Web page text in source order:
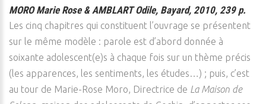
MORO Marie Rose & AMBLART Odile, Bayard, 2010, 239 p.
Les cinq chapitres qui constituent l’ouvrage se présentent
sur le même modèle : parole est d’abord donnée à
soixante adolescent(e)s à chaque fois sur un thème précis
(les apparences, les sentiments, les études…) ; puis, c’est
au tour de Marie-Rose Moro, Directrice de La Maison de